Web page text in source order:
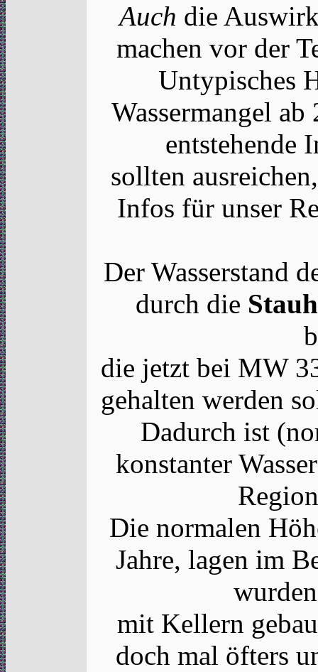
Auch die
machen vor der
Untypisches
Wassermangel
entstehende
sollten
Infos für unser
Der Wasserstand
durch die
die jetzt bei MW
gehalten werden
Dadurch ist
konstanter
Die normalen
Jahre, lagen im
mit Kellern
doch mal öfters